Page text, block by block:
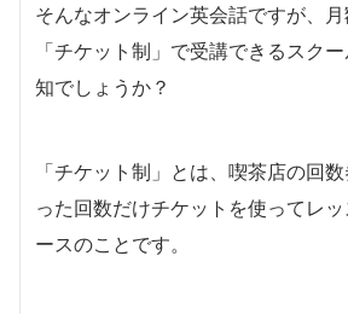
そんなオンライン英会話ですが、
「チケット制」で受講できるスク
知でしょうか？
「チケット制」とは、喫茶店の回
った回数だけチケットを使ってレ
ースのことです。